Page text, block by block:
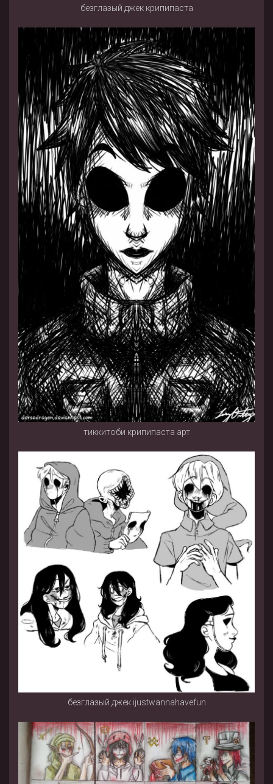
безглазый джек крипипаста
тиккитоби крипипаста арт
безглазый джек ijustwannahavefun